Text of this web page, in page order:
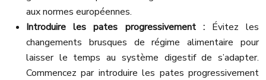
aux normes européennes.
Introduire les pates progressivement : Évitez les
changements brusques de régime alimentaire pour
laisser le temps au système digestif de s’adapter.
Commencez par introduire les pates progressivement